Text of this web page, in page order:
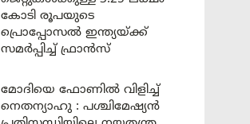
കോടി രൂപയുടെ
പ്രൊപ്പോസൽ ഇന്ത്യയ്ക്ക്
സമർപ്പിച്ച് ഫ്രാൻസ്
മോദിയെ ഫോണിൽ വിളിച്ച്
നെതന്യാഹു : പശ്ചിമേഷ്യൻ